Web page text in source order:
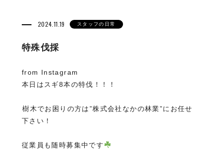
2024.11.19 スタッフの日常
特殊伐採
from Instagram
本日はスギ8本の特伐！！！
⁡樹木でお困りの方は”株式会社なかの林業”にお任せ
下さい！
従業員も随時募集中です